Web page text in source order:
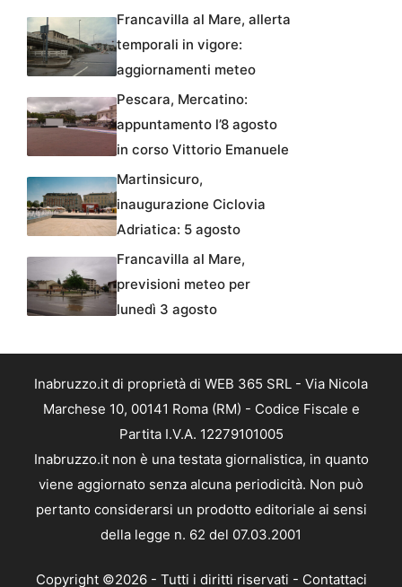
Francavilla al Mare, allerta
temporali in vigore:
aggiornamenti meteo
Pescara, Mercatino:
appuntamento l’8 agosto
in corso Vittorio Emanuele
Martinsicuro,
inaugurazione Ciclovia
Adriatica: 5 agosto
Francavilla al Mare,
previsioni meteo per
lunedì 3 agosto
Inabruzzo.it di proprietà di WEB 365 SRL - Via Nicola
Marchese 10, 00141 Roma (RM) - Codice Fiscale e
Partita I.V.A. 12279101005
Inabruzzo.it non è una testata giornalistica, in quanto
viene aggiornato senza alcuna periodicità. Non può
pertanto considerarsi un prodotto editoriale ai sensi
della legge n. 62 del 07.03.2001
Copyright ©2026 - Tutti i diritti riservati - Contattaci